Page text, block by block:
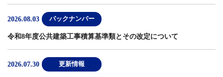
2026.08.03 バックナンバー
令和8年度公共建築工事積算基準類とその改定について
2026.07.30 更新情報